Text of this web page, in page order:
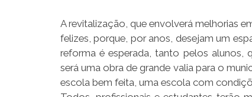
A revitalização, que envolverá melhorias
felizes, porque, por anos, desejam um
reforma é esperada, tanto pelos alunos,
será uma obra de grande valia para o
escola bem feita, uma escola com